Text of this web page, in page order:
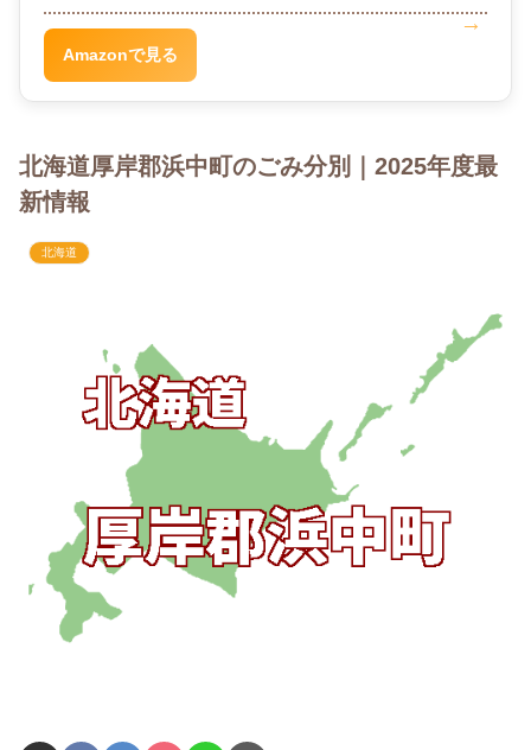
Amazonで見る
北海道厚岸郡浜中町のごみ分別｜2025年度最
新情報
北海道